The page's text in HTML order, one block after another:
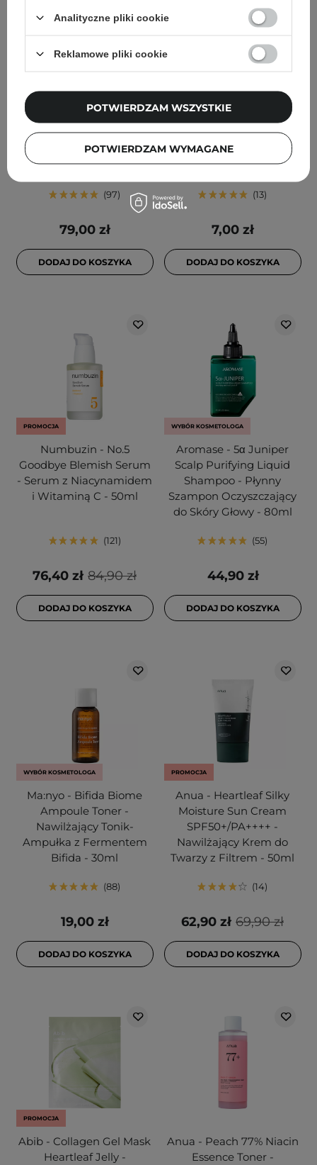
Torriden - Soothing
Cream - Krem Łagodzący
z Kwasem Hialuronowym
- 100ml
97
79,00 zł
DODAJ DO KOSZYKA
Missha - Airy Fit Sheet
Mask - Green Tea -
Nawilżająca Maska w
Płachcie - 19g
13
7,00 zł
DODAJ DO KOSZYKA
PROMOCJA
Numbuzin - No.5
Goodbye Blemish Serum
- Serum z Niacynamidem
i Witaminą C - 50ml
121
84,90 zł
76,40 zł
DODAJ DO KOSZYKA
WYBÓR KOSMETOLOGA
Aromase - 5α Juniper
Scalp Purifying Liquid
Shampoo - Płynny
Szampon Oczyszczający
do Skóry Głowy - 80ml
55
44,90 zł
DODAJ DO KOSZYKA
WYBÓR KOSMETOLOGA
Ma:nyo - Bifida Biome
Ampoule Toner -
Nawilżający Tonik-
Ampułka z Fermentem
Bifida - 30ml
88
19,00 zł
DODAJ DO KOSZYKA
PROMOCJA
Anua - Heartleaf Silky
Moisture Sun Cream
SPF50+/PA++++ -
Nawilżający Krem do
Twarzy z Filtrem - 50ml
14
69,90 zł
62,90 zł
DODAJ DO KOSZYKA
PROMOCJA
Abib - Collagen Gel Mask
Heartleaf Jelly -
Anua - Peach 77% Niacin
Essence Toner -
Analityczne pliki cookie
Reklamowe pliki cookie
POTWIERDZAM WYMAGANE
POTWIERDZAM WSZYSTKIE